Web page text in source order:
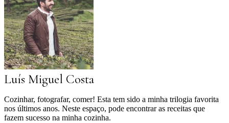
Luís Miguel Costa
Cozinhar, fotografar, comer! Esta tem sido a minha trilogia favorita
nos últimos anos. Neste espaço, pode encontrar as receitas que
fazem sucesso na minha cozinha.